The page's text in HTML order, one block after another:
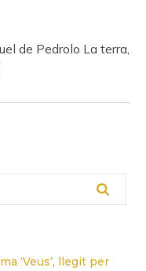
de Pedrolo La terra,
‘Veus’, llegit per